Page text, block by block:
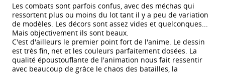
Les combats sont parfois confus, avec des méchas qui
ressortent plus ou moins du lot tant il y a peu de variation
de modèles. Les décors sont assez vides et quelconques...
Mais objectivement ils sont beaux.
C'est d'ailleurs le premier point fort de l'anime. Le dessin
est très fin, net et les couleurs parfaitement dosées. La
qualité époustouflante de l'animation nous fait ressentir
avec beaucoup de grâce le chaos des batailles, la